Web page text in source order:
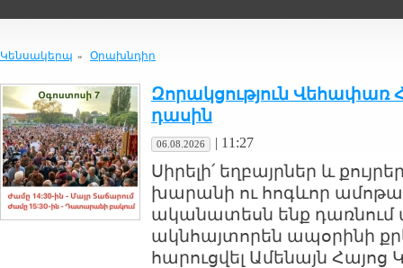
Կենսակերպ » Օրախնդիր
Զորակցություն Վեհափառ
դասին
06.08.2026 | 11:27
Սիրելի՛ եղբայրներ և
խարանի ու հոգևոր
ականատեսն ենք դառնում
ակնհայտորեն ապօրինի
հարուցվել Ամենայն